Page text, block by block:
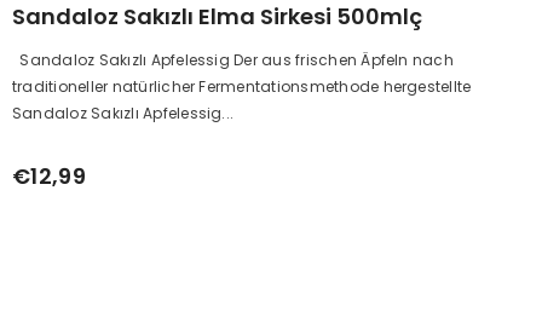
Sandaloz Sakızlı Elma Sirkesi 500mlç
Sandaloz Sakızlı Apfelessig Der aus frischen Äpfeln nach
traditioneller natürlicher Fermentationsmethode hergestellte
Sandaloz Sakızlı Apfelessig...
€12,99